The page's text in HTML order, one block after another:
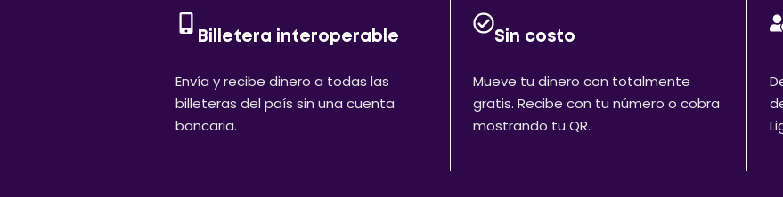
Billetera interoperable
Envía y recibe dinero a todas las
billeteras del país sin una cuenta
bancaria.
Sin costo
Mueve tu dinero con totalmente
gratis. Recibe con tu número o cobra
mostrando tu QR.